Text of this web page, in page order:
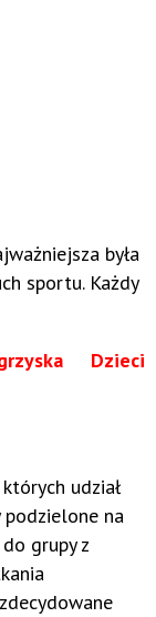
była
sportu. Każdy
Dzieci
udział
podzielone na
grupy z